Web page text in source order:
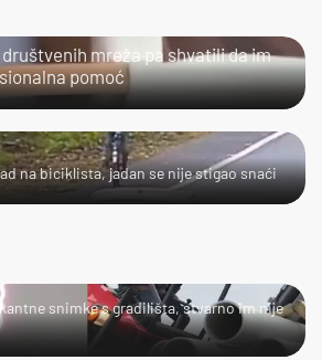
mreža pa shvatili da im
pomoć
na biciklista, jadan se nije stigao snaći
snimke s gradilišta, stvarno im nije